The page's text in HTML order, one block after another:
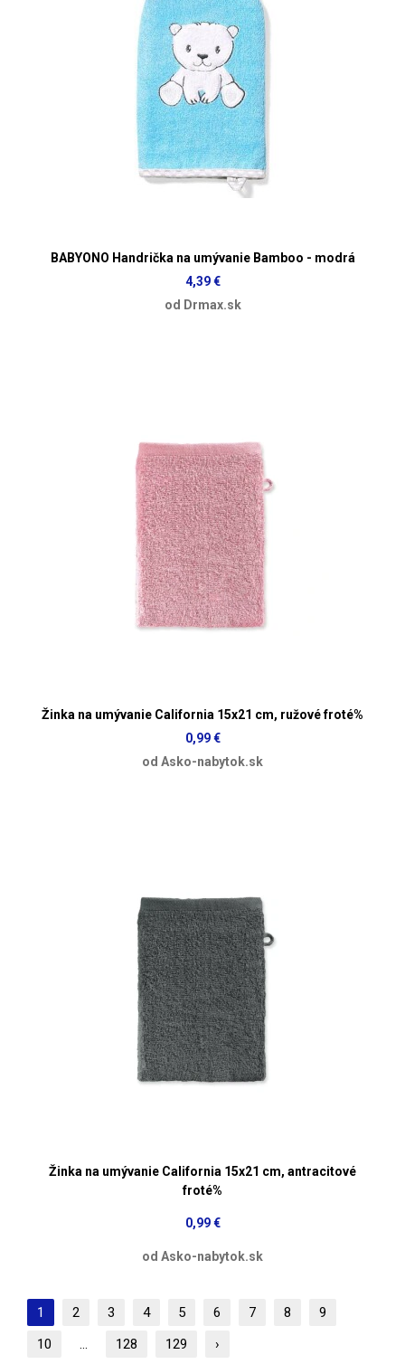
BABYONO Handrička na umývanie Bamboo - modrá
4,39 €
od Drmax.sk
Žinka na umývanie California 15x21 cm, ružové froté%
0,99 €
od Asko-nabytok.sk
Žinka na umývanie California 15x21 cm, antracitové
froté%
0,99 €
od Asko-nabytok.sk
1 2 3 4 5 6 7 8
9
10
... 128 129 ›